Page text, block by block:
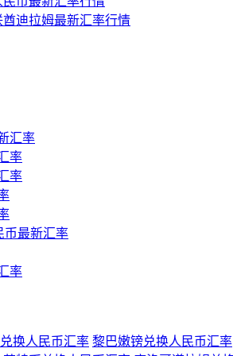
酋迪拉姆最新汇率行情
汇率
率
率
币最新汇率
率
换人民币汇率 黎巴嫩镑兑换人民币汇率